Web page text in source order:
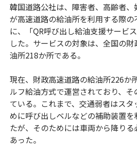
韓国道路公社は、障害者、高齢者
が高速道路の給油所を利用する際
に、「QR呼び出し給油支援サービ
した。サービスの対象は、全国の
油所218か所である。
現在、財政高速道路の給油所226か
ルフ給油方式で運営されており、
ている。これまで、交通弱者はス
めに呼び出しベルなどの補助装置
たが、そのためには車両から降り
あった。